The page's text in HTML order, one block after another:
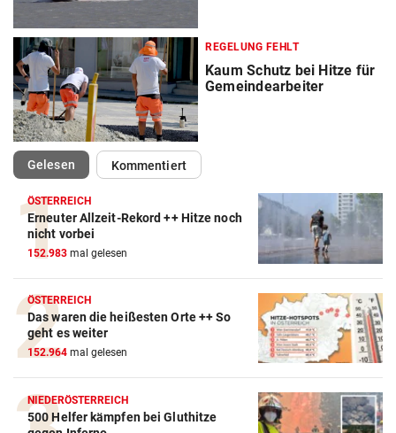
REGELUNG FEHLT
Kaum Schutz bei Hitze für
Gemeindearbeiter
Gelesen(ausgewählt)Kommentiert
ÖSTERREICH
Erneuter Allzeit-Rekord ++ Hitze noch
nicht vorbei
152.983 mal gelesen
ÖSTERREICH
Das waren die heißesten Orte ++ So
geht es weiter
152.964 mal gelesen
NIEDERÖSTERREICH
500 Helfer kämpfen bei Gluthitze